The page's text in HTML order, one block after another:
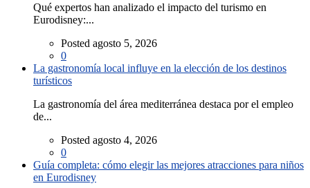
Qué expertos han analizado el impacto del turismo en
Eurodisney:...
Posted agosto 5, 2026
0
La gastronomía local influye en la elección de los destinos
turísticos
La gastronomía del área mediterránea destaca por el empleo
de...
Posted agosto 4, 2026
0
Guía completa: cómo elegir las mejores atracciones para niños
en Eurodisney